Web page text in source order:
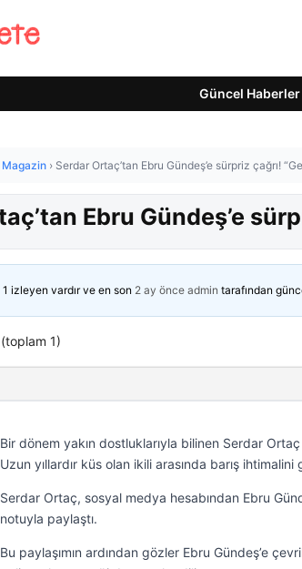
Güncel Haberler
Magazin › Serdar Ortaç’tan Ebru Gündeş’e sürpriz çağrı!
Ebru Gündeş’e
izleyen vardır ve en son 2 ay önce admin tarafından
1)
Bir dönem yakın dostluklarıyla bilinen Serdar
Uzun yıllardır küs olan ikili arasında barış
Serdar Ortaç, sosyal medya hesabından Ebru
notuyla paylaştı.
Bu paylaşımın ardından gözler Ebru Gündeş’e